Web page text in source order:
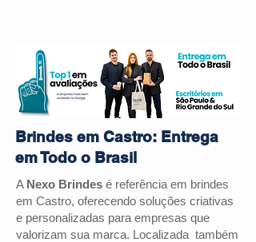
Brindes em Castro: Entrega
em Todo o Brasil
A Nexo Brindes é referência em brindes
em Castro, oferecendo soluções criativas
e personalizadas para empresas que
valorizam sua marca. Localizada também